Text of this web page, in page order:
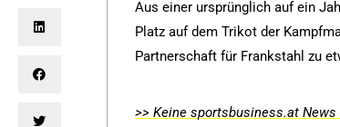
Aus einer ursprünglich auf ein
Platz auf dem Trikot der
Partnerschaft für Frankstahl zu
>> Keine sportsbusiness.at